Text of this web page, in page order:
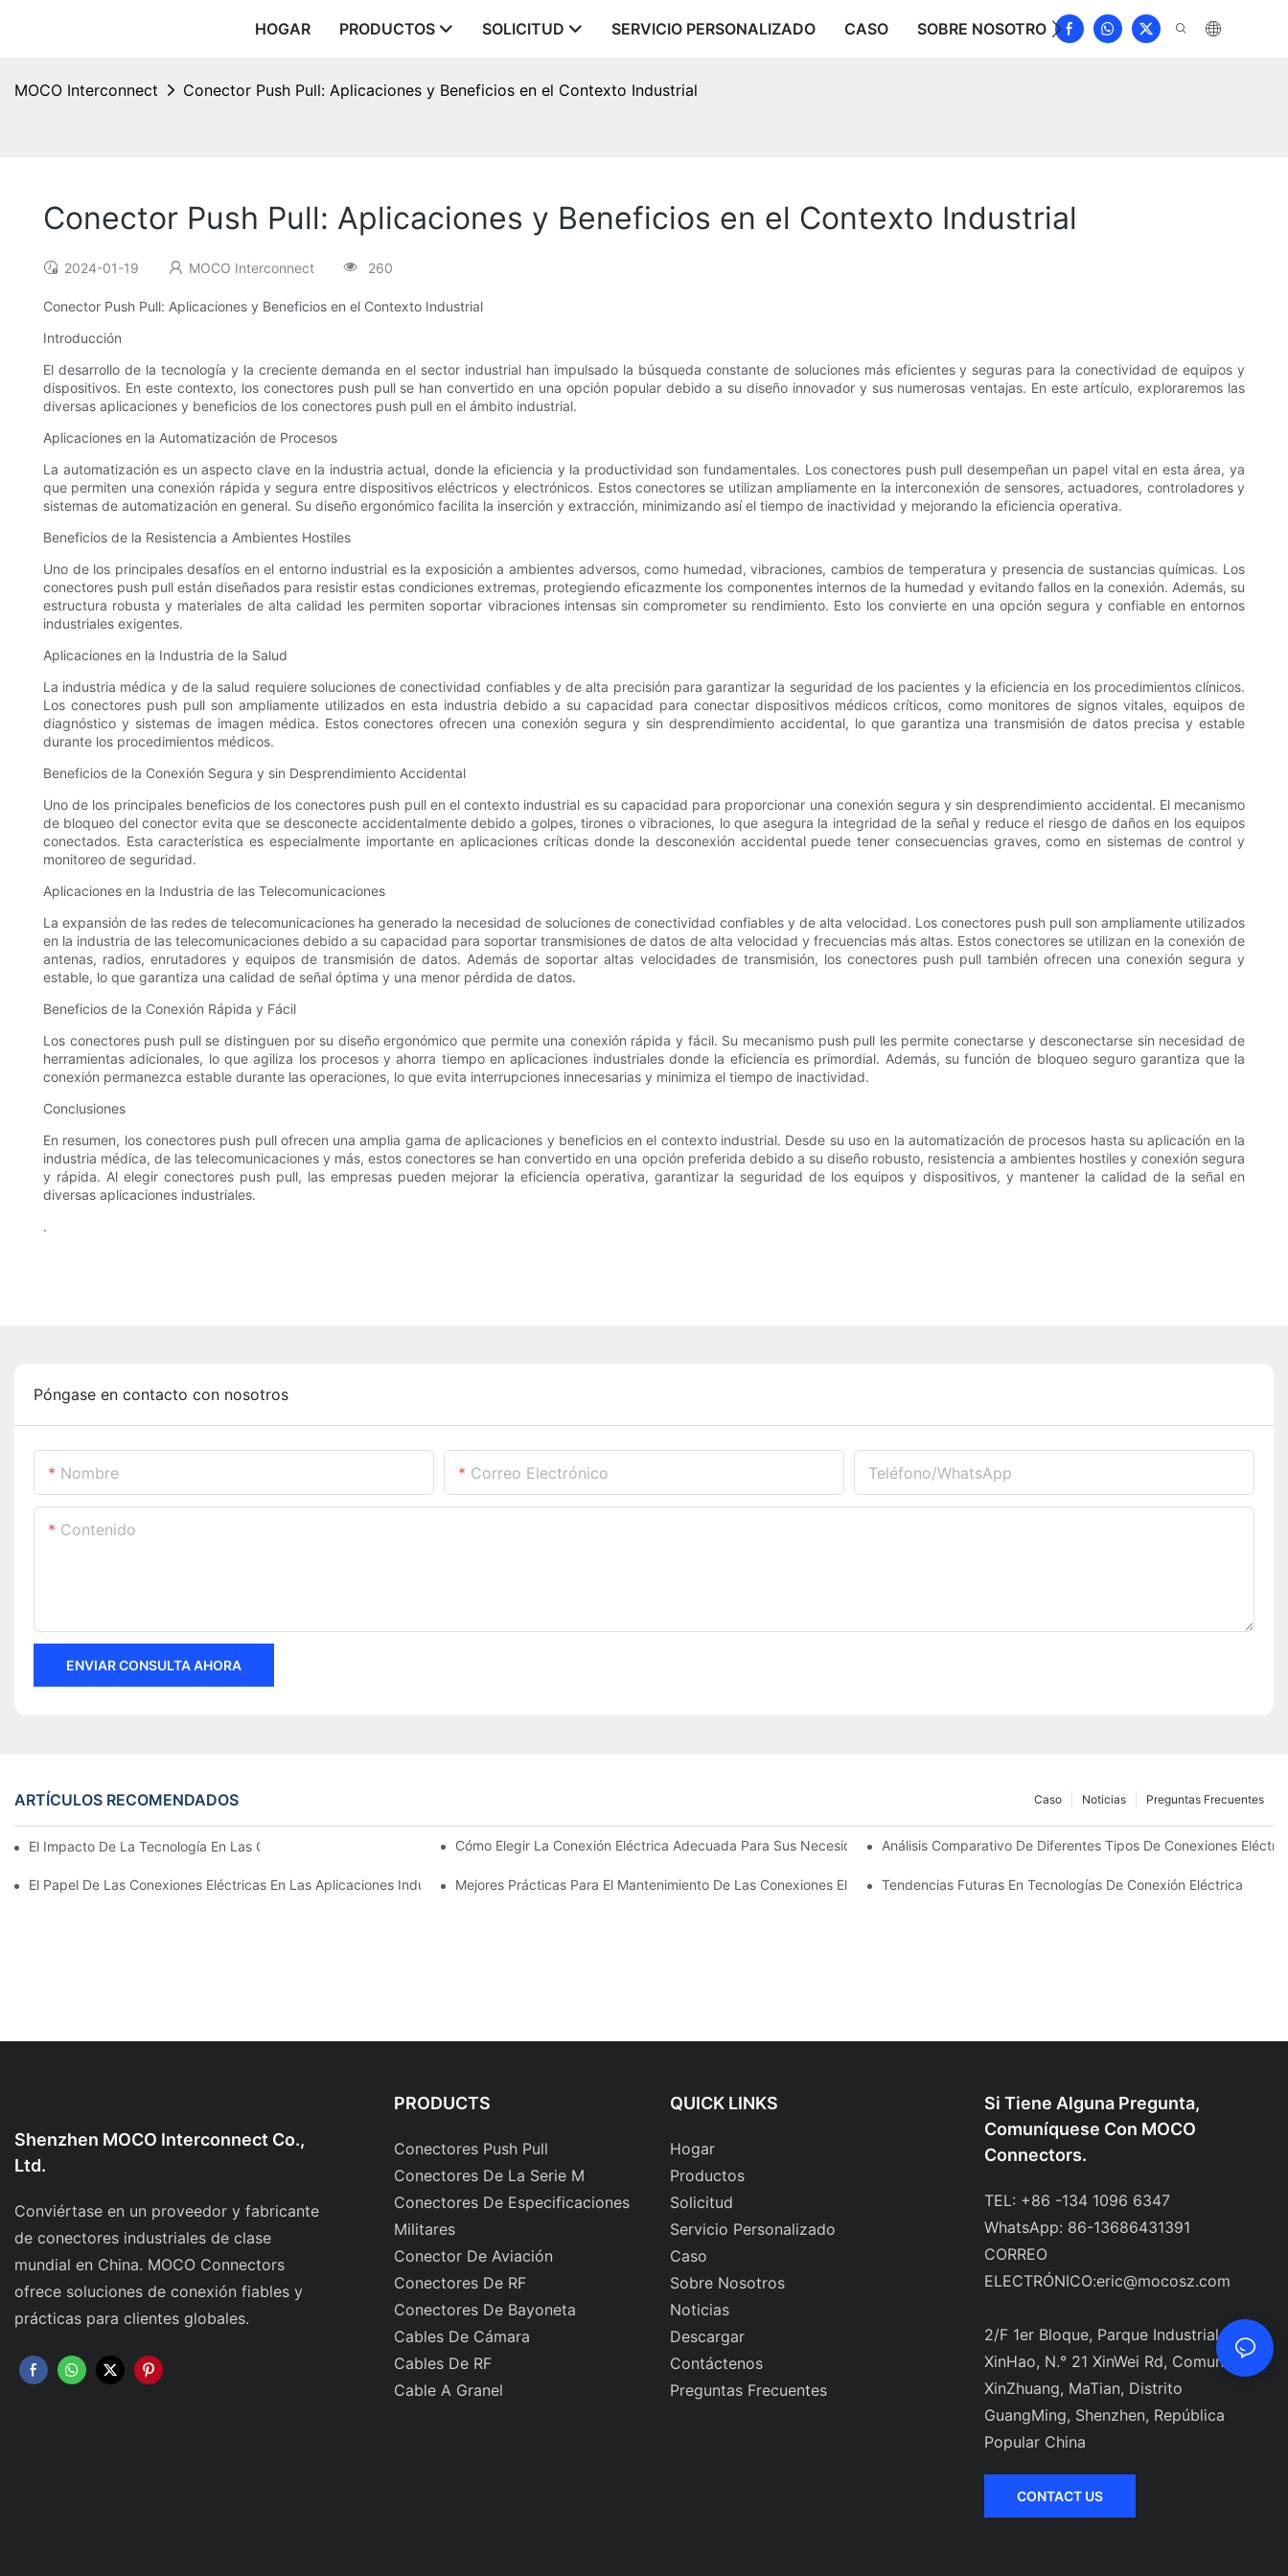
HOGAR PRODUCTOS SOLICITUD SERVICIO PERSONALIZADO CASO SOBRE NOSOTROS NOTICIAS DESCARGAR
MOCO Interconnect Conector Push Pull: Aplicaciones y Beneficios en el Contexto Industrial
Conector Push Pull: Aplicaciones y Beneficios en el Contexto Industrial
2024-01-19 MOCO Interconnect 260
Conector Push Pull: Aplicaciones y Beneficios en el Contexto Industrial
Introducción
El desarrollo de la tecnología y la creciente demanda en el sector industrial han impulsado la búsqueda constante de soluciones más eficientes y seguras para la conectividad de equipos y
dispositivos. En este contexto, los conectores push pull se han convertido en una opción popular debido a su diseño innovador y sus numerosas ventajas. En este artículo, exploraremos las
diversas aplicaciones y beneficios de los conectores push pull en el ámbito industrial.
Aplicaciones en la Automatización de Procesos
La automatización es un aspecto clave en la industria actual, donde la eficiencia y la productividad son fundamentales. Los conectores push pull desempeñan un papel vital en esta área, ya
que permiten una conexión rápida y segura entre dispositivos eléctricos y electrónicos. Estos conectores se utilizan ampliamente en la interconexión de sensores, actuadores, controladores y
sistemas de automatización en general. Su diseño ergonómico facilita la inserción y extracción, minimizando así el tiempo de inactividad y mejorando la eficiencia operativa.
Beneficios de la Resistencia a Ambientes Hostiles
Uno de los principales desafíos en el entorno industrial es la exposición a ambientes adversos, como humedad, vibraciones, cambios de temperatura y presencia de sustancias químicas. Los
conectores push pull están diseñados para resistir estas condiciones extremas, protegiendo eficazmente los componentes internos de la humedad y evitando fallos en la conexión. Además, su
estructura robusta y materiales de alta calidad les permiten soportar vibraciones intensas sin comprometer su rendimiento. Esto los convierte en una opción segura y confiable en entornos
industriales exigentes.
Aplicaciones en la Industria de la Salud
La industria médica y de la salud requiere soluciones de conectividad confiables y de alta precisión para garantizar la seguridad de los pacientes y la eficiencia en los procedimientos clínicos.
Los conectores push pull son ampliamente utilizados en esta industria debido a su capacidad para conectar dispositivos médicos críticos, como monitores de signos vitales, equipos de
diagnóstico y sistemas de imagen médica. Estos conectores ofrecen una conexión segura y sin desprendimiento accidental, lo que garantiza una transmisión de datos precisa y estable
durante los procedimientos médicos.
Beneficios de la Conexión Segura y sin Desprendimiento Accidental
Uno de los principales beneficios de los conectores push pull en el contexto industrial es su capacidad para proporcionar una conexión segura y sin desprendimiento accidental. El mecanismo
de bloqueo del conector evita que se desconecte accidentalmente debido a golpes, tirones o vibraciones, lo que asegura la integridad de la señal y reduce el riesgo de daños en los equipos
conectados. Esta característica es especialmente importante en aplicaciones críticas donde la desconexión accidental puede tener consecuencias graves, como en sistemas de control y
monitoreo de seguridad.
Aplicaciones en la Industria de las Telecomunicaciones
La expansión de las redes de telecomunicaciones ha generado la necesidad de soluciones de conectividad confiables y de alta velocidad. Los conectores push pull son ampliamente utilizados
en la industria de las telecomunicaciones debido a su capacidad para soportar transmisiones de datos de alta velocidad y frecuencias más altas. Estos conectores se utilizan en la conexión de
antenas, radios, enrutadores y equipos de transmisión de datos. Además de soportar altas velocidades de transmisión, los conectores push pull también ofrecen una conexión segura y
estable, lo que garantiza una calidad de señal óptima y una menor pérdida de datos.
Beneficios de la Conexión Rápida y Fácil
Los conectores push pull se distinguen por su diseño ergonómico que permite una conexión rápida y fácil. Su mecanismo push pull les permite conectarse y desconectarse sin necesidad de
herramientas adicionales, lo que agiliza los procesos y ahorra tiempo en aplicaciones industriales donde la eficiencia es primordial. Además, su función de bloqueo seguro garantiza que la
conexión permanezca estable durante las operaciones, lo que evita interrupciones innecesarias y minimiza el tiempo de inactividad.
Conclusiones
En resumen, los conectores push pull ofrecen una amplia gama de aplicaciones y beneficios en el contexto industrial. Desde su uso en la automatización de procesos hasta su aplicación en la
industria médica, de las telecomunicaciones y más, estos conectores se han convertido en una opción preferida debido a su diseño robusto, resistencia a ambientes hostiles y conexión segura
y rápida. Al elegir conectores push pull, las empresas pueden mejorar la eficiencia operativa, garantizar la seguridad de los equipos y dispositivos, y mantener la calidad de la señal en
diversas aplicaciones industriales.
.
Póngase en contacto con nosotros
Nombre Correo Electrónico Teléfono/WhatsApp
Contenido
ENVIAR CONSULTA AHORA
ARTÍCULOS RECOMENDADOS Preguntas Frecuentes
Noticias
Caso
El Impacto De La Tecnología En Las Conexiones Eléctricas En La ElectrónicaCómo Elegir La Conexión Eléctrica Adecuada Para Sus NecesidadesAnálisis Comparativo De Diferentes Tipos De Conexiones
El Papel De Las Conexiones Eléctricas En Las Aplicaciones IndustrialesMejores Prácticas Para El Mantenimiento De Las Conexiones EléctricasTendencias Futuras En Tecnologías De Conexión Eléctrica
Shenzhen MOCO Interconnect Co.,
Ltd.
Conviértase en un proveedor y fabricante
de conectores industriales de clase
mundial en China. MOCO Connectors
ofrece soluciones de conexión fiables y
prácticas para clientes globales.
PRODUCTS
Conectores Push Pull
Conectores De La Serie M
Conectores De Especificaciones
Militares
Conector De Aviación
Conectores De RF
Conectores De Bayoneta
Cables De Cámara
Cables De RF
Cable A Granel
QUICK LINKS
Hogar
Productos
Solicitud
Servicio Personalizado
Caso
Sobre Nosotros
Noticias
Descargar
Contáctenos
Preguntas Frecuentes
Si Tiene Alguna Pregunta,
Comuníquese Con MOCO
Connectors.
TEL: +86 -134 1096 6347
WhatsApp: 86-13686431391
CORREO
ELECTRÓNICO:eric@mocosz.com
2/F 1er Bloque, Parque Industrial
XinHao, N.° 21 XinWei Rd, Comunidad
XinZhuang, MaTian, ​​Distrito
GuangMing, Shenzhen, República
Popular China
CONTACT US